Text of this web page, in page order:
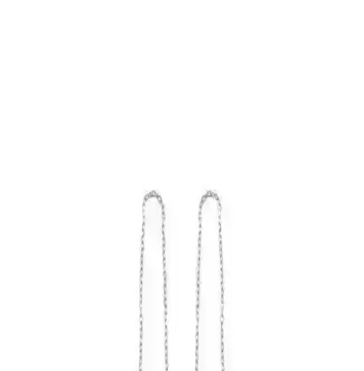
Rose renkli gümüş ve zirkon taşlar ile tasarlanmış 12 mm halka
küpe, şıklık ve zarafeti günlük kullanımda sunar, hafif ve dayanıklı
Cerrahi Çelik ve Mıknatıslı Küpe Setleri
Karşılaştırması: Malzeme, Konfor ve Kullanıcı
Bu makalede, cerrahi çelik ve mıknatıslı küpe setlerinin malzeme,
tasarım, kullanım rahatlığı ve kullanıcı geri bildirimleri açısından
detaylı karşılaştırması yapılmaktadır.